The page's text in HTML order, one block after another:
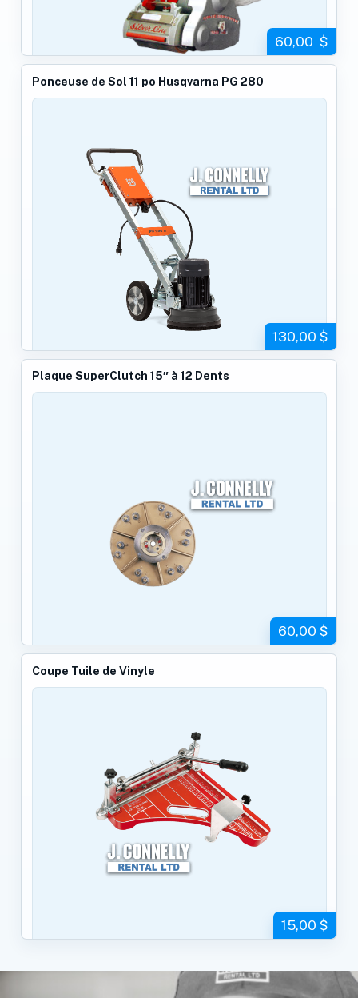
60,00 $
Ponceuse de Sol 11 po Husqvarna PG 280
130,00 $
Plaque SuperClutch 15″ à 12 Dents
60,00 $
Coupe Tuile de Vinyle
15,00 $